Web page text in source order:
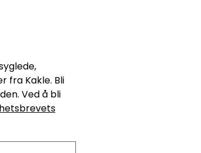
fra Kakle. Bli
Ved å bli